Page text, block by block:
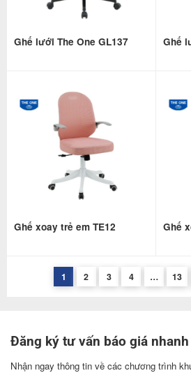
Ghế lưới The One GL137 Ghế
Ghế xoay trẻ em TE12 Ghế
1 2 3 4 … 13
Đăng ký tư vấn báo giá
Nhận ngay thông tin về các chương trình